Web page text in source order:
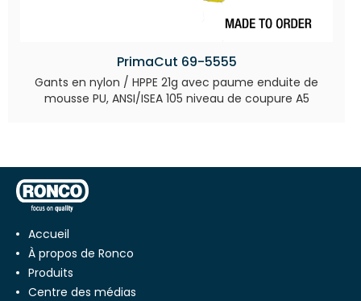
PrimaCut 69-5555
Gants en nylon / HPPE 21g avec paume enduite de
mousse PU, ANSI/ISEA 105 niveau de coupure A5
Accueil
À propos de Ronco
Produits
Centre des médias